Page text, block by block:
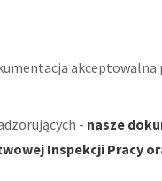
akceptowalna
- nasze
Inspekcji Pracy